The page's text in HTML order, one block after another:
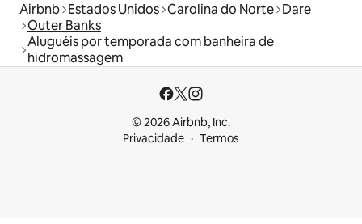
Airbnb Estados Unidos Carolina do Norte Dare
Outer Banks
Aluguéis por temporada com banheira de
hidromassagem
© 2026 Airbnb, Inc.
Privacidade
Termos